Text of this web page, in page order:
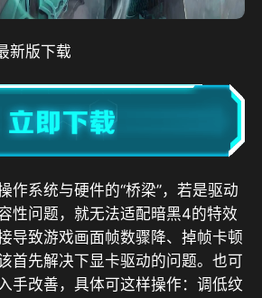
新版下载
作系统与硬件的“桥梁”，若是驱动
性问题，就无法适配暗黑4的特效
导致游戏画面帧数骤降、掉帧卡顿
首先解决下显卡驱动的问题。也可
手改善，具体可这样操作：调低纹